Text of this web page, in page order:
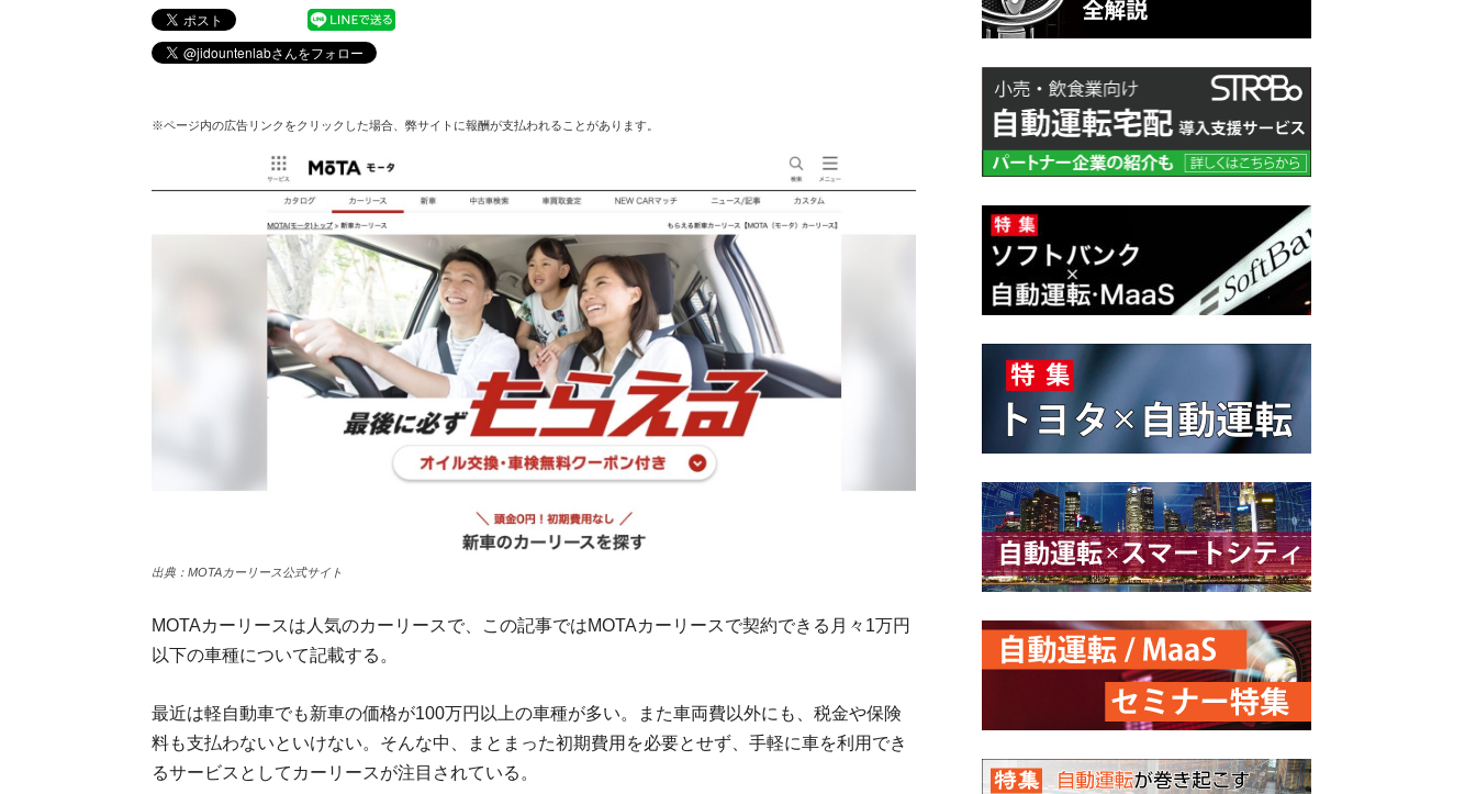
ラ
ボ
※ページ内の広告リンクをクリックした場合、弊サイトに報酬が支払われることがあります。
出典：MOTAカーリース公式サイト
MOTAカーリースは人気のカーリースで、この記事ではMOTAカーリースで契約できる月々1万円
以下の車種について記載する。
最近は軽自動車でも新車の価格が100万円以上の車種が多い。また車両費以外にも、税金や保険
料も支払わないといけない。そんな中、まとまった初期費用を必要とせず、手軽に車を利用でき
るサービスとしてカーリースが注目されている。